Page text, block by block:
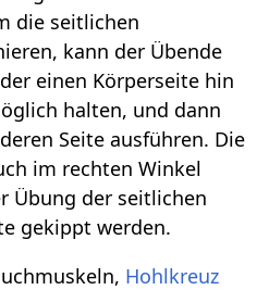
die seitlichen
kann der Übende
einen Körperseite hin
halten, und dann
Seite ausführen. Die
im rechten Winkel
Übung der seitlichen
gekippt werden.
Hohlkreuz